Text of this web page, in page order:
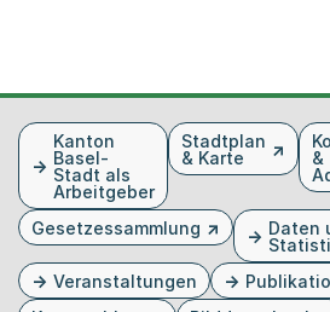
FusszeileKanton
Basel-
Stadt als
Arbeitgeber
Stadtplan
& Karte
&
Gesetzessammlung
Daten
Veranstaltungen